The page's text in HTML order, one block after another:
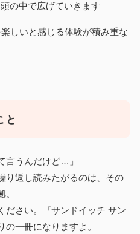
の中で広げていきます
楽しいと感じる体験が積み重な
と
言うんだけど…」
り返し読みたがるのは、その
ださい。『サンドイッチ サン
の一冊になりますよ。